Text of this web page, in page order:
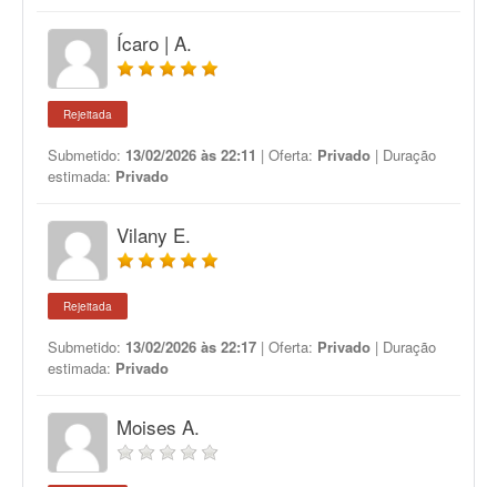
Ícaro | A.
Rejeitada
Submetido: 13/02/2026 às 22:11 | Oferta: Privado | Duração
estimada: Privado
Vilany E.
Rejeitada
Submetido: 13/02/2026 às 22:17 | Oferta: Privado | Duração
estimada: Privado
Moises A.